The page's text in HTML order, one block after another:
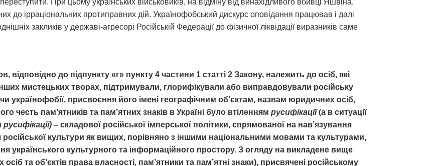
до ірраціональних протиправних дій. Українофобський дискурс оповідання працював і далі
закликів у державі-агресорі Російській Федерації до фізичної ліквідації виразників саме
до підпункту «г» пункту 4 частини 1 статті 2 Закону, належить до осіб, які
мистецьких творах, підтримували, глорифікували або виправдовували російську
українофобії, присвоєння його імені географічним об’єктам, назвам юридичних осіб,
честь пам’ятників та пам’ятних знаків в Україні було втіленням русифікації(а в ситуації
русифікації) – складової російської імперської політики, спрямованої на нав’язування
культури як вищих, порівняно з іншими національними мовами та культурами,
українського культурного та інформаційного простору. З огляду на викладене вище
та об’єктів права власності, пам’ятники та пам’ятні знаки), присвячені російському